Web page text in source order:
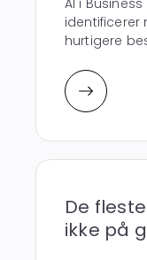
hurtigere
De
ikke på